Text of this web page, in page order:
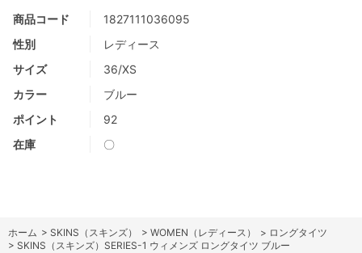
商品コード
1827111036095
性別
レディース
サイズ
36/XS
カラー
ブルー
ポイント
92
在庫
〇
ホーム > SKINS（スキンズ） > WOMEN（レディース） > ロングタイツ
> SKINS（スキンズ）SERIES-1 ウィメンズ ロングタイツ ブルー